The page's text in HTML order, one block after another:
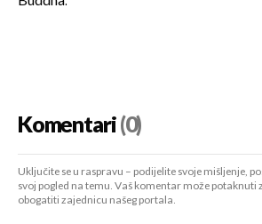
Komentari(0)
Uključite se u raspravu – podijelite svoje mišljenje,
svoj pogled na temu. Vaš komentar može potaknuti
obogatiti zajednicu našeg portala.